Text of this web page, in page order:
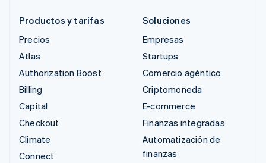
Productos y tarifas
Precios
Atlas
Authorization Boost
Billing
Capital
Checkout
Climate
Connect
Soluciones
Empresas
Startups
Comercio agéntico
Criptomoneda
E-commerce
Finanzas integradas
Automatización de
finanzas